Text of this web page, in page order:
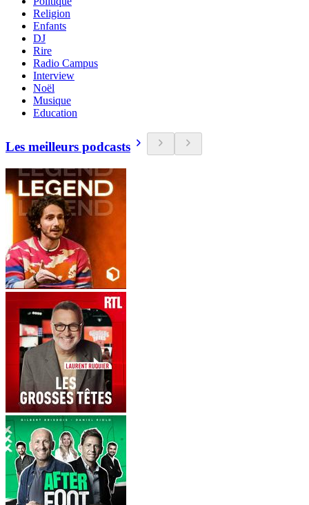
Religion
Enfants
DJ
Rire
Radio Campus
Interview
Noël
Musique
Education
Les meilleurs podcasts